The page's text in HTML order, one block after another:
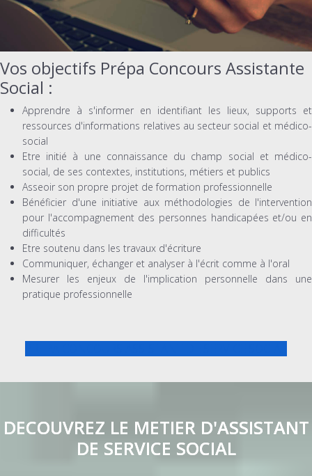
Vos objectifs Prépa Concours Assistante
Social :
Apprendre à s'informer en identifiant les lieux, supports et
ressources d'informations relatives au secteur social et médico-
social
Etre initié à une connaissance du champ social et médico-
social, de ses contextes, institutions, métiers et publics
Asseoir son propre projet de formation professionnelle
Bénéficier d'une initiative aux méthodologies de l'intervention
pour l'accompagnement des personnes handicapées et/ou en
difficultés
Etre soutenu dans les travaux d'écriture
Communiquer, échanger et analyser à l'écrit comme à l'oral
Mesurer les enjeux de l'implication personnelle dans une
pratique professionnelle
DECOUVREZ LE METIER D'ASSISTANT
DE SERVICE SOCIAL